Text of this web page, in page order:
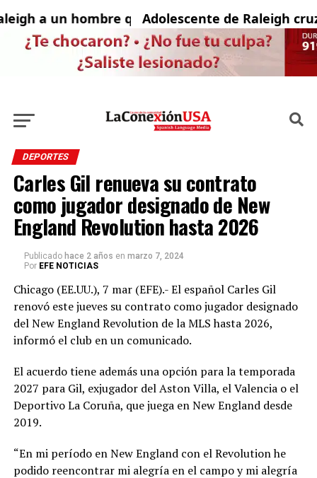
a un hombre que fue captado desnudo
Adolescente de Raleigh
DEPORTES
Carles Gil renueva su contrato
como jugador designado de New
England Revolution hasta 2026
Publicado hace 2 años en marzo 7, 2024
Por EFE NOTICIAS
Chicago (EE.UU.), 7 mar (EFE).- El español Carles Gil
renovó este jueves su contrato como jugador designado
del New England Revolution de la MLS hasta 2026,
informó el club en un comunicado.
El acuerdo tiene además una opción para la temporada
2027 para Gil, exjugador del Aston Villa, el Valencia o el
Deportivo La Coruña, que juega en New England desde
2019.
“En mi período en New England con el Revolution he
podido reencontrar mi alegría en el campo y mi alegría